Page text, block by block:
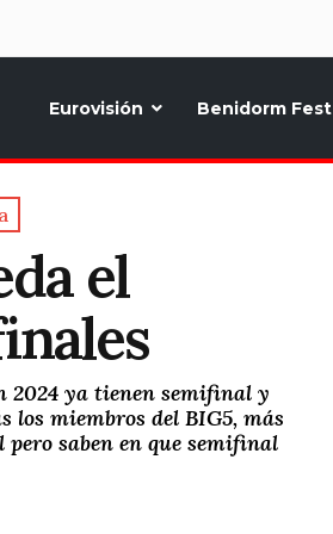
Eurovisión Benidorm Fest
el
2024 ya tienen semifinal y
los miembros del BIG5, más
saben en que semifinal